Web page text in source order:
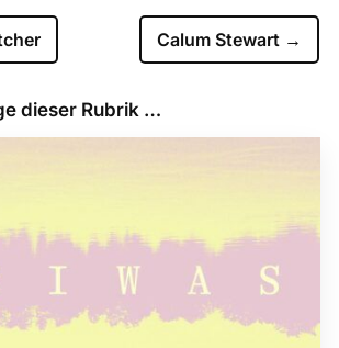
Calum Stewart →
dieser Rubrik …